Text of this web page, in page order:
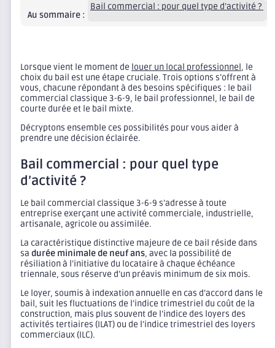
Au sommaire :
Bail commercial : pour quel type d’activité ?
Lorsque vient le moment de louer un local professionnel, le
choix du bail est une étape cruciale. Trois options s’offrent à
vous, chacune répondant à des besoins spécifiques : le bail
commercial classique 3-6-9, le bail professionnel, le bail de
courte durée et le bail mixte.
Décryptons ensemble ces possibilités pour vous aider à
prendre une décision éclairée.
Bail commercial : pour quel type
d’activité ?
Le bail commercial classique 3-6-9 s’adresse à toute
entreprise exerçant une activité commerciale, industrielle,
artisanale, agricole ou assimilée.
La caractéristique distinctive majeure de ce bail réside dans
sa durée minimale de neuf ans, avec la possibilité de
résiliation à l’initiative du locataire à chaque échéance
triennale, sous réserve d’un préavis minimum de six mois.
Le loyer, soumis à indexation annuelle en cas d’accord dans le
bail, suit les fluctuations de l’indice trimestriel du coût de la
construction, mais plus souvent de l’indice des loyers des
activités tertiaires (ILAT) ou de l’indice trimestriel des loyers
commerciaux (ILC).